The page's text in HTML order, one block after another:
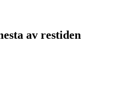
av restiden